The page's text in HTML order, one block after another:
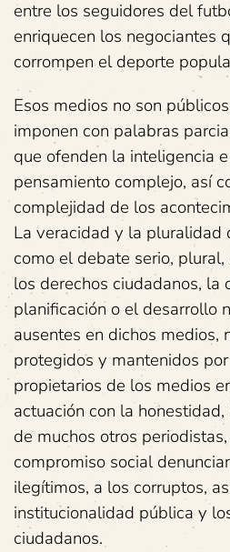
entre los seguidores del
enriquecen los negociantes
corrompen el deporte
Esos medios no son
imponen con palabras
que ofenden la inteligencia
pensamiento complejo, así
complejidad de los
La veracidad y la pluralidad
como el debate serio,
los derechos ciudadanos, la
planificación o el desarrollo
ausentes en dichos medios,
protegidos y mantenidos
propietarios de los medios
actuación con la
de muchos otros
compromiso social
ilegítimos, a los corruptos,
institucionalidad pública y
ciudadanos.